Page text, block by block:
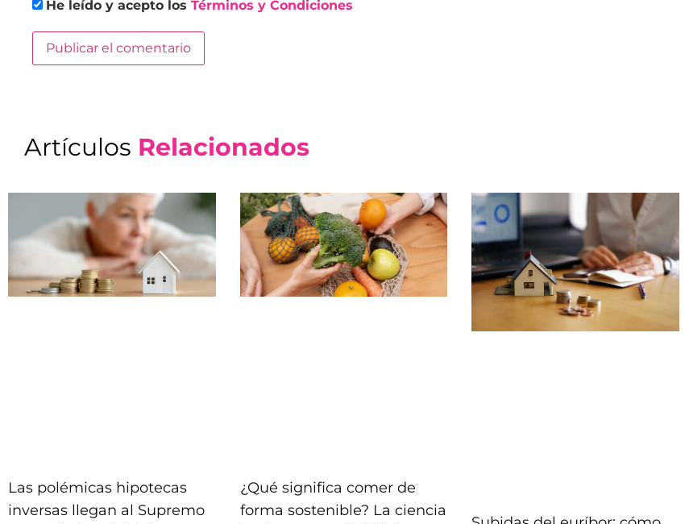
He leído y acepto los Términos y Condiciones
Artículos Relacionados
Las polémicas hipotecas
inversas llegan al Supremo
¿Qué significa comer de
forma sostenible? La ciencia